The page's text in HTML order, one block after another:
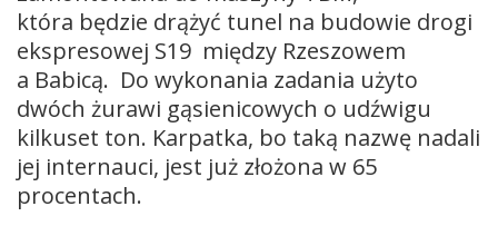
która będzie drążyć tunel na budowie drogi
ekspresowej S19 między Rzeszowem
a Babicą. Do wykonania zadania użyto
dwóch żurawi gąsienicowych o udźwigu
kilkuset ton. Karpatka, bo taką nazwę nadali
jej internauci, jest już złożona w 65
procentach.